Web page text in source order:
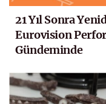
21 Yıl Sonra
Eurovision
Gündeminde